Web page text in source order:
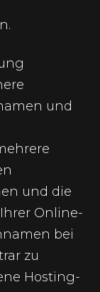
und
und die
Online-
bei
zu
Hosting-